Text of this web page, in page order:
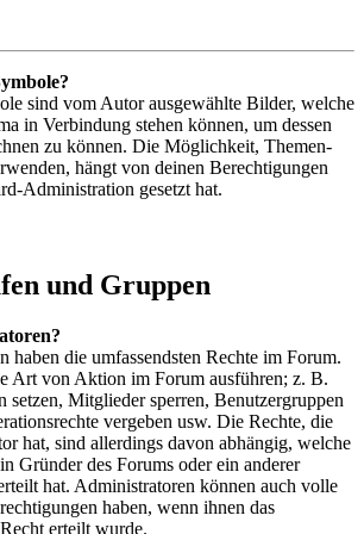
sind vom Autor ausgewählte Bilder, welche
in Verbindung stehen können, um dessen
zu können. Die Möglichkeit, Themen-
hängt von deinen Berechtigungen
Administration gesetzt hat.
und Gruppen
haben die umfassendsten Rechte im Forum.
Art von Aktion im Forum ausführen; z. B.
setzen, Mitglieder sperren, Benutzergruppen
vergeben usw. Die Rechte, die
hat, sind allerdings davon abhängig, welche
Gründer des Forums oder ein anderer
hat. Administratoren können auch volle
haben, wenn ihnen das
erteilt wurde.